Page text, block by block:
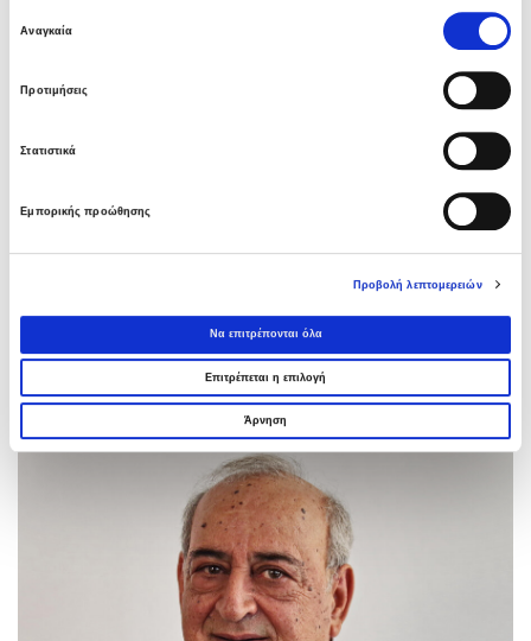
συγκατάθεσης
Αναγκαία
Προτιμήσεις
Στατιστικά
Εμπορικής προώθησης
Προβολή λεπτομερειών
Να επιτρέπονται όλα
Επιτρέπεται η επιλογή
Άρνηση
Εντεταλμένη Σύμβουλος